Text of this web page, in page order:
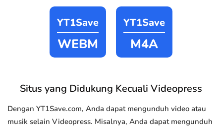
YT1Save
WEBM
YT1Save
M4A
Situs yang Didukung Kecuali Videopress
Dengan YT1Save.com, Anda dapat mengunduh video atau
musik selain Videopress. Misalnya, Anda dapat mengunduh